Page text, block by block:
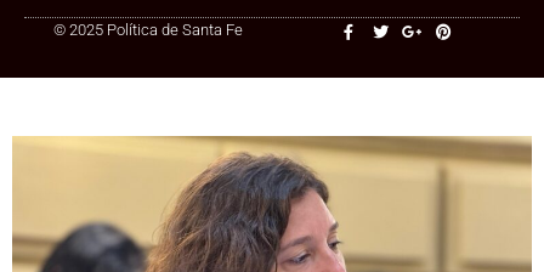
© 2025 Política de Santa Fe